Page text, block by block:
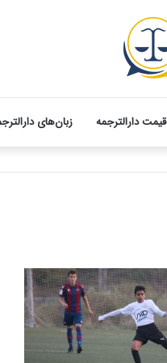
قیمت دارالترجمه زبان‌های